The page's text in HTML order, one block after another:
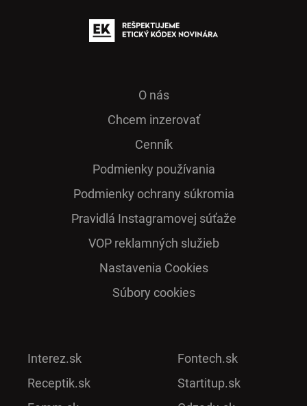
O nás
Chcem inzerovať
Cenník
Podmienky používania
Podmienky ochrany súkromia
Pra­vidlá Ins­ta­gra­mo­vej sú­ťaže
VOP reklamných služieb
Nastavenia Cookies
Súbory cookies
Interez.sk
Receptik.sk
Fontech.sk
Startitup.sk